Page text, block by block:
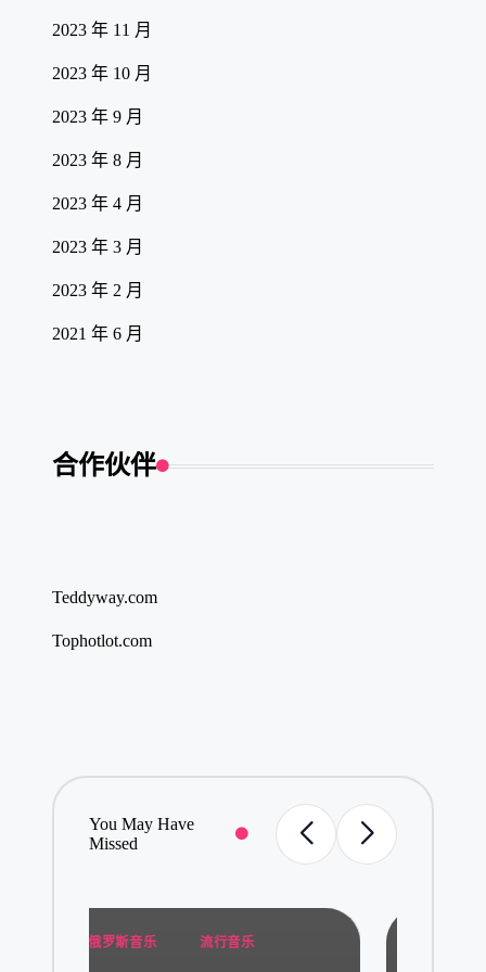
2023 年 11 月
2023 年 10 月
2023 年 9 月
2023 年 8 月
2023 年 4 月
2023 年 3 月
2023 年 2 月
2021 年 6 月
合作伙伴
Teddyway.com
Tophotlot.com
You May Have
Missed
Posted
俄罗斯音乐 流行音乐